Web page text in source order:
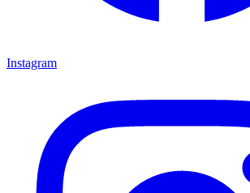
Instagram